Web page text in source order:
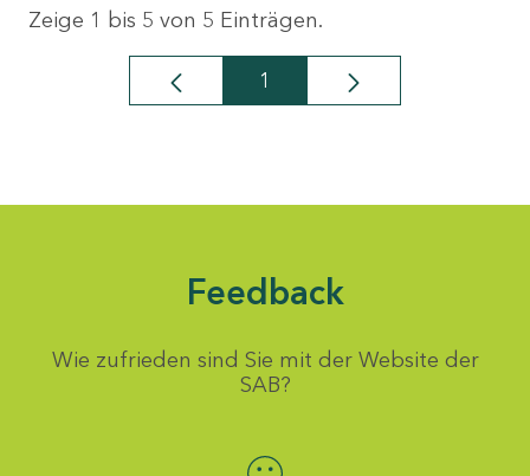
Zeige 1 bis 5 von 5 Einträgen.
Seite
1
Feedback
Wie zufrieden sind Sie mit der Website der
SAB?
Bewertung auswählen